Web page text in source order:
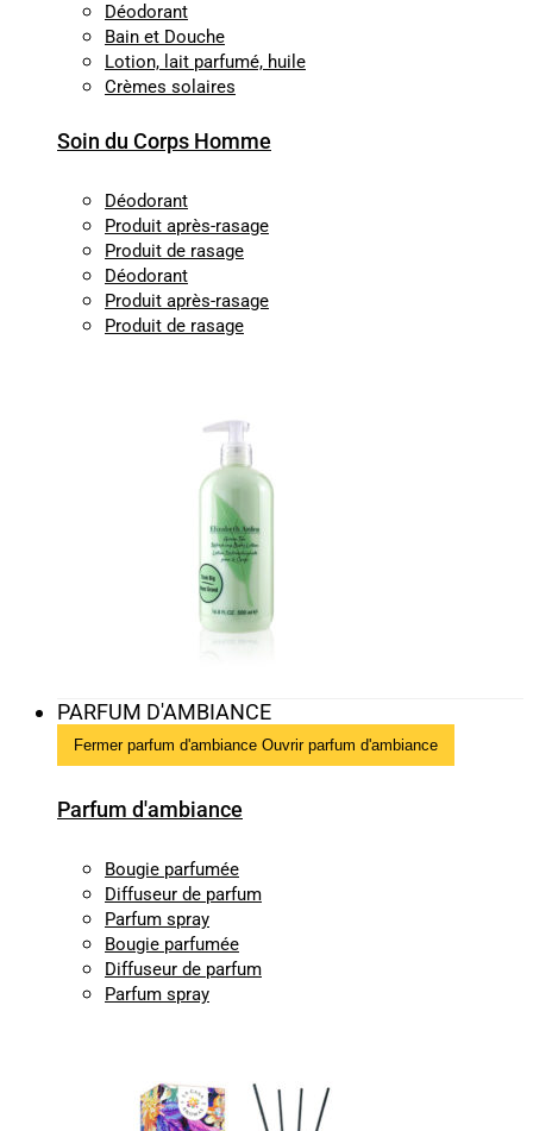
Déodorant
Bain et Douche
Lotion, lait parfumé, huile
Crèmes solaires
Soin du Corps Homme
Déodorant
Produit après-rasage
Produit de rasage
Déodorant
Produit après-rasage
Produit de rasage
PARFUM D'AMBIANCE
Fermer parfum d'ambiance Ouvrir parfum d'ambiance
Parfum d'ambiance
Bougie parfumée
Diffuseur de parfum
Parfum spray
Bougie parfumée
Diffuseur de parfum
Parfum spray